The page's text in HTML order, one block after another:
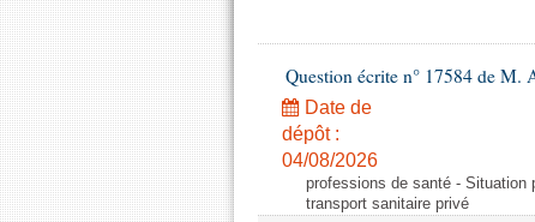
Question écrite n° 17584 de M.
Date de
dépôt :
04/08/2026
professions de santé - Situation
transport sanitaire privé